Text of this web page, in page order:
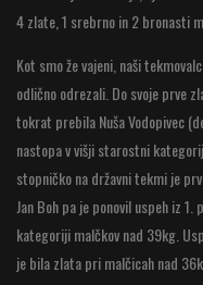
4 zlate, 1 srebrno in 2 bronasti
Kot smo že vajeni, naši
odlično odrezali. Do svoje prve
tokrat prebila Nuša Vodopivec
nastopa v višji starostni
stopničko na državni tekmi je
Jan Boh pa je ponovil uspeh iz
kategoriji malčkov nad 39kg.
je bila zlata pri malčicah nad